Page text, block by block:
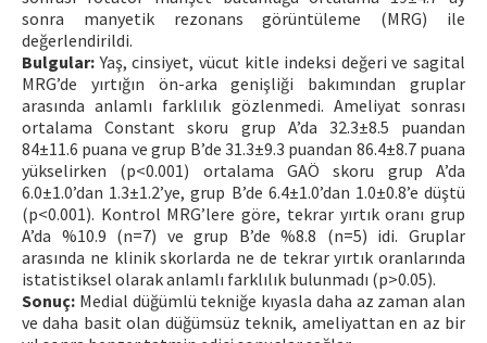
sonra manyetik rezonans görüntüleme (MRG) ile
değerlendirildi.
Bulgular: Yaş, cinsiyet, vücut kitle indeksi değeri ve sagital
MRG’de yırtığın ön-arka genişliği bakımından gruplar
arasında anlamlı farklılık gözlenmedi. Ameliyat sonrası
ortalama Constant skoru grup A’da 32.3±8.5 puandan
84±11.6 puana ve grup B’de 31.3±9.3 puandan 86.4±8.7 puana
yükselirken (p<0.001) ortalama GAÖ skoru grup A’da
6.0±1.0’dan 1.3±1.2’ye, grup B’de 6.4±1.0’dan 1.0±0.8’e düştü
(p<0.001). Kontrol MRG’lere göre, tekrar yırtık oranı grup
A’da %10.9 (n=7) ve grup B’de %8.8 (n=5) idi. Gruplar
arasında ne klinik skorlarda ne de tekrar yırtık oranlarında
istatistiksel olarak anlamlı farklılık bulunmadı (p>0.05).
Sonuç: Medial düğümlü tekniğe kıyasla daha az zaman alan
ve daha basit olan düğümsüz teknik, ameliyattan en az bir